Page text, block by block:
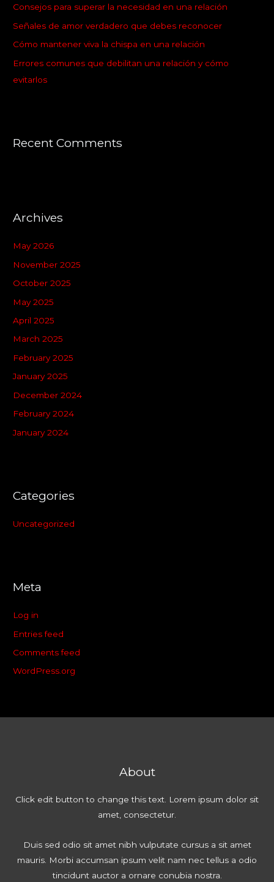
o
r
:
Consejos para superar la necesidad en una relación
Señales de amor verdadero que debes reconocer
Cómo mantener viva la chispa en una relación
Errores comunes que debilitan una relación y cómo
evitarlos
Recent Comments
Archives
May 2026
November 2025
October 2025
May 2025
April 2025
March 2025
February 2025
January 2025
December 2024
February 2024
January 2024
Categories
Uncategorized
Meta
Log in
Entries feed
Comments feed
WordPress.org
About
Click edit button to change this text. Lorem ipsum dolor sit
amet, consectetur.
Duis sed odio sit amet nibh vulputate cursus a sit amet
mauris. Morbi accumsan ipsum velit nam nec tellus a odio
tincidunt auctor a ornare conubia nostra.